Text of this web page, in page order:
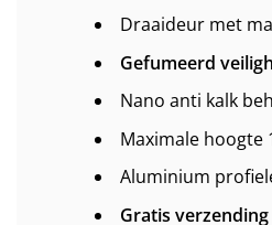
Draaideur met
Gefumeerd
Nano anti kalk
Maximale hoogte
Aluminium
Gratis verzending